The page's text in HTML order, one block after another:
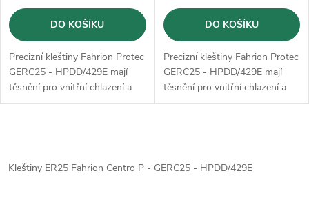
DO KOŠÍKU
Precizní kleštiny Fahrion Protec
GERC25 - HPDD/429E mají
těsnění pro vnitřní chlazení a
lze je použít až do 120 bar a
DO KOŠÍKU
Precizní kleštiny Fahrion Protec
GERC25 - HPDD/429E mají
těsnění pro vnitřní chlazení a
lze je použít až do 120 bar a
v
Kleštiny ER25 Fahrion Centro P - GERC25 - HPDD/429E